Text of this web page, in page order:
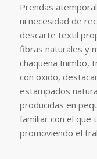
Prendas
ni necesidad de
descarte textil
fibras naturales y
chaqueña Inimbo,
con oxido,
estampados
producidas en
familiar con el que
promoviendo el